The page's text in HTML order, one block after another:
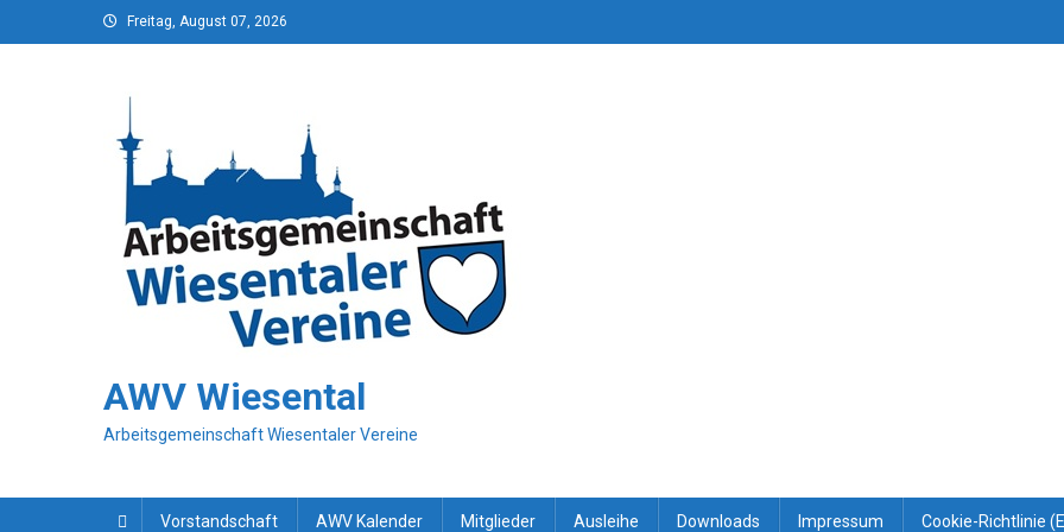
to
Freitag, August 07, 2026
AWV Wiesental
Arbeitsgemeinschaft Wiesentaler Vereine
Vorstandschaft AWV Kalender Mitglieder Ausleihe Downloads Impressum Cookie-Richtlinie